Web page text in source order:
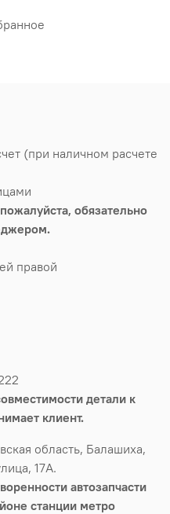
(при наличном расчете
обязательно
правой
детали к
клиент.
область, Балашиха,
17А.
автозапчасти
станции метро